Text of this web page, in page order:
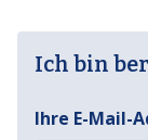
Ich bin
Ihre E-Mail-